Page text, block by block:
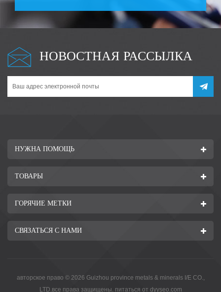
НОВОСТНАЯ РАССЫЛКА
НУЖНА ПОМОЩЬ
ТОВАРЫ
ГОРЯЧИЕ МЕТКИ
СВЯЗАТЬСЯ С НАМИ
авторское право © 2026 Guizhou province metals & minerals I/E CO.,
LTD.все права защищены. питаться от dyyseo.com